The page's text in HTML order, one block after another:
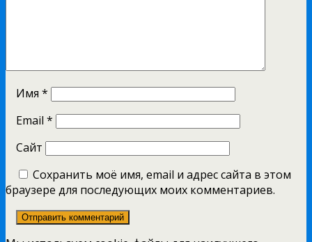
Имя *
Email *
Сайт
Сохранить моё имя, email и адрес сайта в этом
браузере для последующих моих комментариев.